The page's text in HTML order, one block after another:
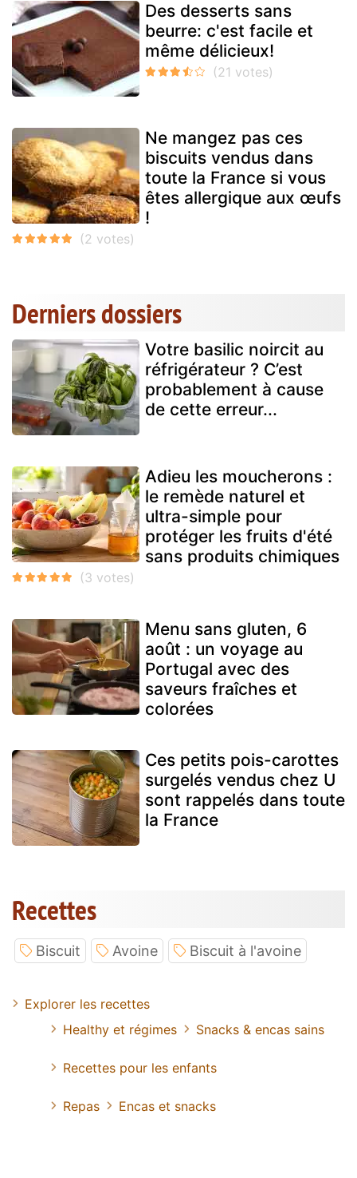
Des desserts sans
beurre: c'est facile et
même délicieux!
Ne mangez pas ces
biscuits vendus dans
toute la France si vous
êtes allergique aux œufs
!
Derniers dossiers
Votre basilic noircit au
réfrigérateur ? C’est
probablement à cause
de cette erreur...
Adieu les moucherons :
le remède naturel et
ultra-simple pour
protéger les fruits d'été
sans produits chimiques
Menu sans gluten, 6
août : un voyage au
Portugal avec des
saveurs fraîches et
colorées
Ces petits pois-carottes
surgelés vendus chez U
sont rappelés dans toute
la France
Recettes
Biscuit Avoine Biscuit à l'avoine
Explorer les recettes
Healthy et régimes
Snacks & encas sains
Recettes pour les enfants
Repas Encas et snacks